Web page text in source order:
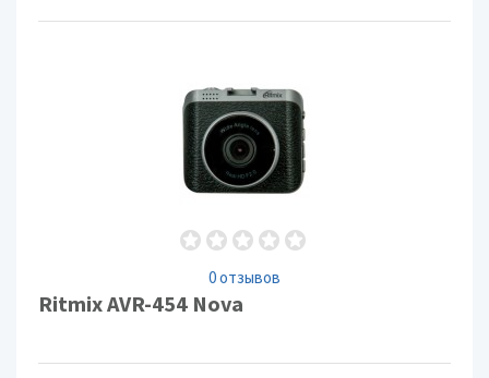
0 отзывов
Ritmix AVR-454 Nova